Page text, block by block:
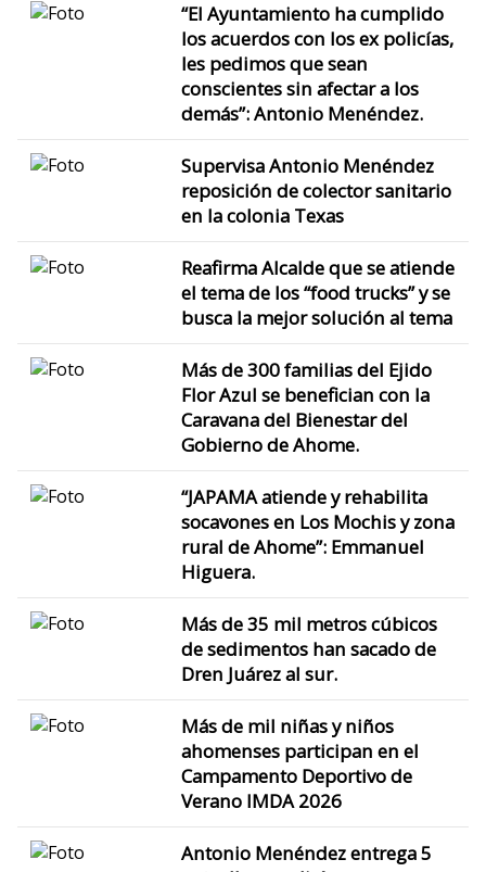
“El Ayuntamiento ha cumplido
los acuerdos con los ex policías,
les pedimos que sean
conscientes sin afectar a los
demás”: Antonio Menéndez.
Supervisa Antonio Menéndez
reposición de colector sanitario
en la colonia Texas
Reafirma Alcalde que se atiende
el tema de los “food trucks” y se
busca la mejor solución al tema
Más de 300 familias del Ejido
Flor Azul se benefician con la
Caravana del Bienestar del
Gobierno de Ahome.
“JAPAMA atiende y rehabilita
socavones en Los Mochis y zona
rural de Ahome”: Emmanuel
Higuera.
Más de 35 mil metros cúbicos
de sedimentos han sacado de
Dren Juárez al sur.
Más de mil niñas y niños
ahomenses participan en el
Campamento Deportivo de
Verano IMDA 2026
Antonio Menéndez entrega 5